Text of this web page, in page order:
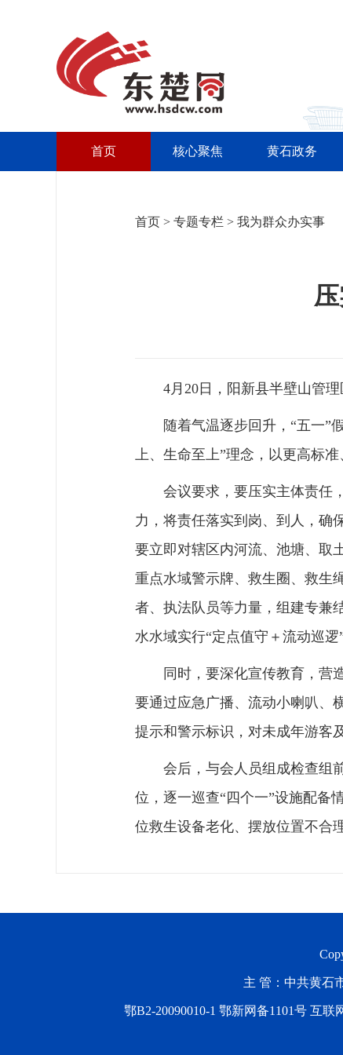
首页 核心聚焦 黄石政务
首页 > 专题专栏 > 我为群众办实事
4月20日，阳新县半壁山管
随着气温逐步回升，“五一”
上、生命至上”理念，以更高标
会议要求，要压实主体责任
力，将责任落实到岗、到人，确
要立即对辖区内河流、池塘、取
重点水域警示牌、救生圈、救生
者、执法队员等力量，组建专兼
水水域实行“定点值守＋流动巡
同时，要深化宣传教育，营
要通过应急广播、流动小喇叭、
提示和警示标识，对未成年游客
会后，与会人员组成检查组
位，逐一巡查“四个一”设施配备
位救生设备老化、摆放位置不合
主 管：中共黄石
鄂B2-20090010-1 鄂新网备1101号 互联